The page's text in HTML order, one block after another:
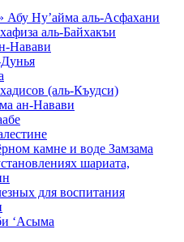
Абу Ну’айма аль-Асфахани
аль-Байхакъи
Навави
(аль-Къудси)
ан-Навави
камне и воде Замзама
шариата,
для воспитания
‘Асыма